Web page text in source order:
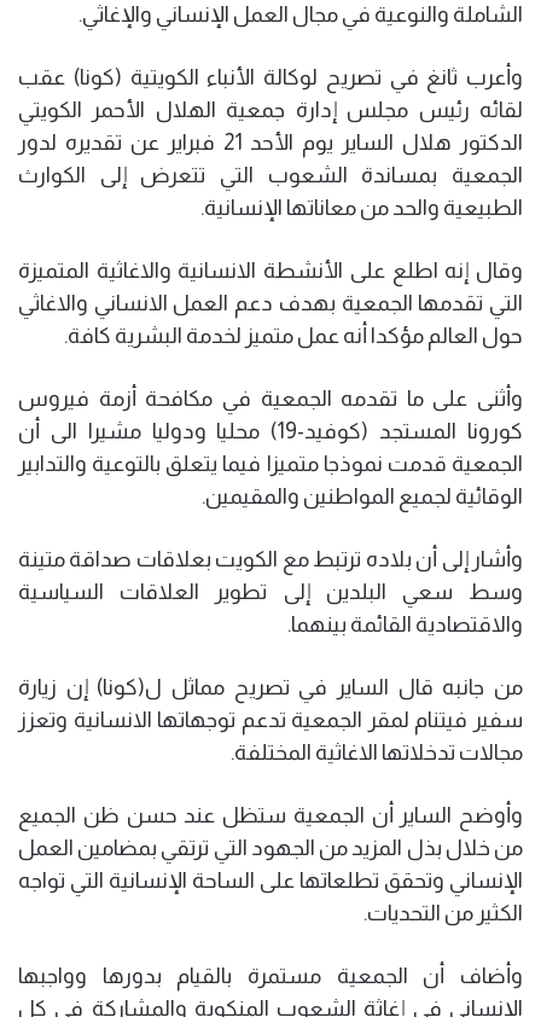
الشاملة والنوعية في مجال العمل الإنساني والإغاثي.
وأعرب ثانغ في تصريح لوكالة الأنباء الكويتية (كونا) عقب
لقائه رئيس مجلس إدارة جمعية الهلال الأحمر الكويتي
الدكتور هلال الساير يوم الأحد 21 فبراير عن تقديره لدور
الجمعية بمساندة الشعوب التي تتعرض إلى الكوارث
الطبيعية والحد من معاناتها الإنسانية.
وقال إنه اطلع على الأنشطة الانسانية والاغاثية المتميزة
التي تقدمها الجمعية بهدف دعم العمل الانساني والاغاثي
حول العالم مؤكدا أنه عمل متميز لخدمة البشرية كافة.
وأثنى على ما تقدمه الجمعية في مكافحة أزمة فيروس
كورونا المستجد (كوفيد-19) محليا ودوليا مشيرا الى أن
الجمعية قدمت نموذجا متميزا فيما يتعلق بالتوعية والتدابير
الوقائية لجميع المواطنين والمقيمين.
وأشار إلى أن بلاده ترتبط مع الكويت بعلاقات صداقة متينة
وسط سعي البلدين إلى تطوير العلاقات السياسية
والاقتصادية القائمة بينهما.
من جانبه قال الساير في تصريح مماثل ل(كونا) إن زيارة
سفير فيتنام لمقر الجمعية تدعم توجهاتها الانسانية وتعزز
مجالات تدخلاتها الاغاثية المختلفة.
وأوضح الساير أن الجمعية ستظل عند حسن ظن الجميع
من خلال بذل المزيد من الجهود التي ترتقي بمضامين العمل
الإنساني وتحقق تطلعاتها على الساحة الإنسانية التي تواجه
الكثير من التحديات.
وأضاف أن الجمعية مستمرة بالقيام بدورها وواجبها
الإنساني في إغاثة الشعوب المنكوبة والمشاركة في كل